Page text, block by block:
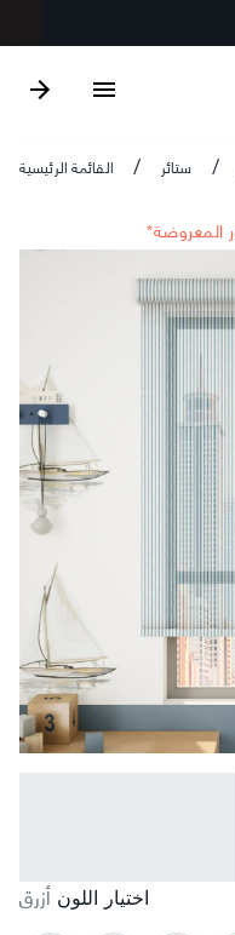
القائمة الرئيسية / ستائر /
المعروضة
اختيار اللون أزرق